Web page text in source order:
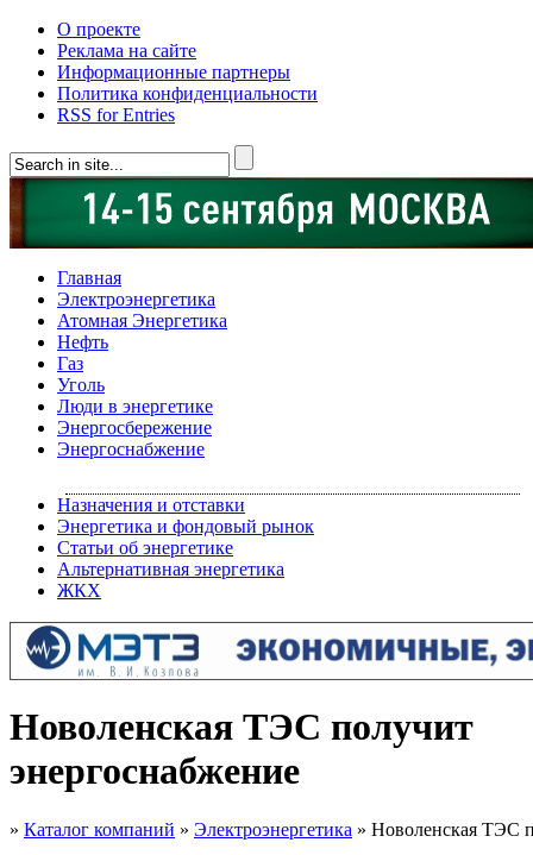
О проекте
Реклама на сайте
Информационные партнеры
Политика конфиденциальности
RSS for Entries
Главная
Электроэнергетика
Атомная Энергетика
Нефть
Газ
Уголь
Люди в энергетике
Энергосбережение
Энергоснабжение
Назначения и отставки
Энергетика и фондовый рынок
Статьи об энергетике
Альтернативная энергетика
ЖКХ
Новоленская ТЭС получит
энергоснабжение
» Каталог компаний » Электроэнергетика » Новоленская ТЭС